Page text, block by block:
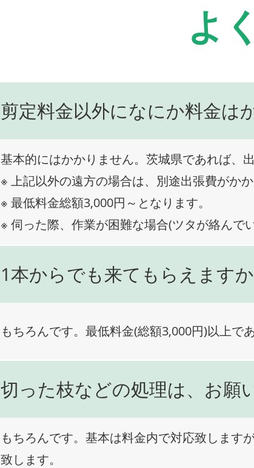
よ
剪定料金以外になにか料金は
基本的にはかかりません。茨城県であれば、
※ 上記以外の遠方の場合は、別途出張費がかか
※ 最低料金総額3,000円～となります。
※ 伺った際、作業が困難な場合(ツタが絡んで
1本からでも来てもらえます
もちろんです。最低料金(総額3,000円)以上で
切った枝などの処理は、お願
もちろんです。基本は料金内で対応致します
致します。